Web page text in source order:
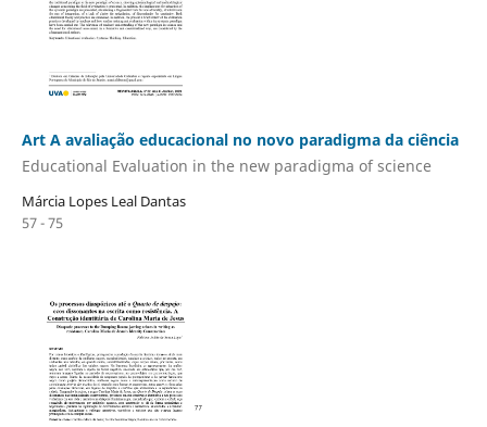
Art A avaliação educacional no novo paradigma da ciência
Educational Evaluation in the new paradigma of science
Márcia Lopes Leal Dantas
57 - 75